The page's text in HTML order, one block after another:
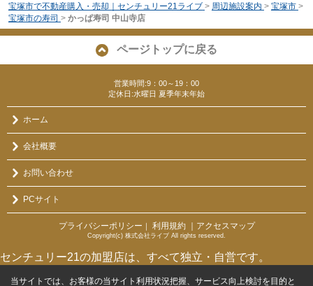
宝塚市で不動産購入・売却｜センチュリー21ライブ > 周辺施設案内 > 宝塚市 >
宝塚市の寿司 > かっぱ寿司 中山寺店
ページトップに戻る
営業時間:9：00～19：00
定休日:水曜日 夏季年末年始
ホーム
会社概要
お問い合わせ
PCサイト
プライバシーポリシー ｜ 利用規約 ｜アクセスマップ
Copyright(c) 株式会社ライブ All rights reserved.
センチュリー21の加盟店は、すべて独立・自営です。
当サイトでは、お客様の当サイト利用状況把握、サービス向上検討を目的と